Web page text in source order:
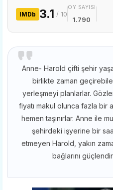
IMDb 3.1 / 10
OY SAYISI
1.790
Anne- Harold çifti şehir
birlikte zaman
yerleşmeyi planlarlar.
fiyatı makul olunca fazla bir
hemen taşınırlar. Anne ile
şehirdeki işyerine bir
etmeyen Harold, yakın
bağlarını